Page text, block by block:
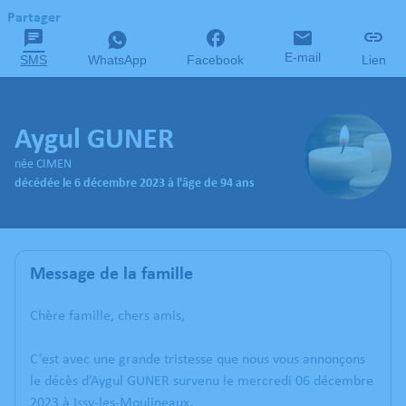
Partager
SMS WhatsApp Facebook E-mail Lien
Aygul GUNER
née CIMEN
décédée le 6 décembre 2023 à l'âge de 94 ans
Message de la famille
Chère famille, chers amis,
C’est avec une grande tristesse que nous vous annonçons
le décès d’Aygul GUNER survenu le mercredi 06 décembre